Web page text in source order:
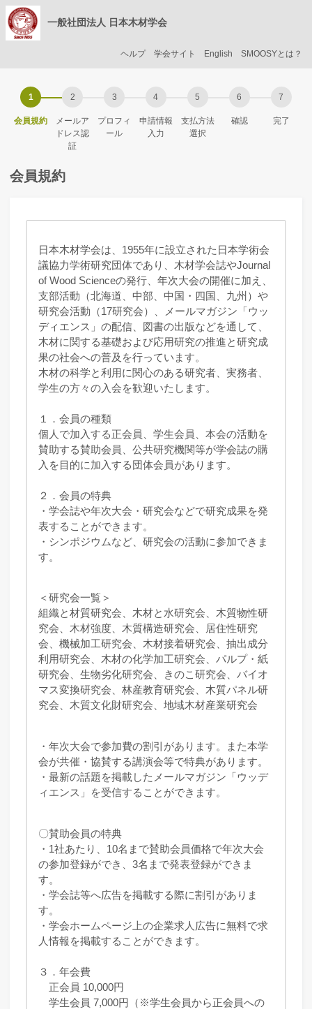
一般社団法人 日本木材学会
ヘルプ 学会サイト English SMOOSYとは？
会員規約
メールア
ドレス認
証
プロフィ
ール
申請情報
入力
支払方法
選択
確認 完了
会員規約
日本木材学会は、1955年に設立された日本学術会
議協力学術研究団体であり、木材学会誌やJournal
of Wood Scienceの発行、年次大会の開催に加え、
支部活動（北海道、中部、中国・四国、九州）や
研究会活動（17研究会）、メールマガジン「ウッ
ディエンス」の配信、図書の出版などを通して、
木材に関する基礎および応用研究の推進と研究成
果の社会への普及を行っています。
木材の科学と利用に関心のある研究者、実務者、
学生の方々の入会を歓迎いたします。
１．会員の種類
個人で加入する正会員、学生会員、本会の活動を
賛助する賛助会員、公共研究機関等が学会誌の購
入を目的に加入する団体会員があります。
２．会員の特典
・学会誌や年次大会・研究会などで研究成果を発
表することができます。
・シンポジウムなど、研究会の活動に参加できま
す。
＜研究会一覧＞
組織と材質研究会、木材と水研究会、木質物性研
究会、木材強度、木質構造研究会、居住性研究
会、機械加工研究会、木材接着研究会、抽出成分
利用研究会、木材の化学加工研究会、パルプ・紙
研究会、生物劣化研究会、きのこ研究会、バイオ
マス変換研究会、林産教育研究会、木質パネル研
究会、木質文化財研究会、地域木材産業研究会
・年次大会で参加費の割引があります。また本学
会が共催・協賛する講演会等で特典があります。
・最新の話題を掲載したメールマガジン「ウッデ
ィエンス」を受信することができます。
〇賛助会員の特典
・1社あたり、10名まで賛助会員価格で年次大会
の参加登録ができ、3名まで発表登録ができま
す。
・学会誌等へ広告を掲載する際に割引がありま
す。
・学会ホームページ上の企業求人広告に無料で求
人情報を掲載することができます。
３．年会費
正会員 10,000円
学生会員 7,000円（※学生会員から正会員への